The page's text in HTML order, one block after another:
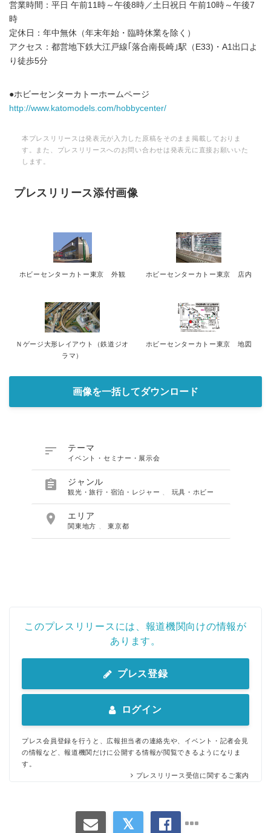
営業時間：平日 午前11時～午後8時／土日祝日 午前10時～午後7
時
定休日：年中無休（年末年始・臨時休業を除く）
アクセス：都営地下鉄大江戸線｢落合南長崎｣駅（E33)・A1出口よ
り徒歩5分
●ホビーセンターカトーホームページ
http://www.katomodels.com/hobbycenter/
本プレスリリースは発表元が入力した原稿をそのまま掲載しておりま
す。また、プレスリリースへのお問い合わせは発表元に直接お願いいた
します。
プレスリリース添付画像
ホビーセンターカトー東京 外観 ホビーセンターカトー東京 店内
Ｎゲージ大形レイアウト（鉄道ジオ
ラマ）
ホビーセンターカトー東京 地図
画像を一括してダウンロード
 テーマ
イベント・セミナー・展示会
 ジャンル
観光・旅行・宿泊・レジャー 玩具・ホビー
 エリア
関東地方 、東京都
このプレスリリースには、報道機関向けの情報が
あります。
プレス登録
ログイン
プレス会員登録を行うと、広報担当者の連絡先や、イベント・記者会見
の情報など、報道機関だけに公開する情報が閲覧できるようになりま
す。
プレスリリース受信に関するご案内